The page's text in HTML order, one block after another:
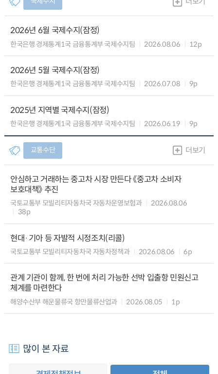
2026년 6월 국제수지(잠정)
한국은행 경제통계1국 금융통계부 국제수지팀 2026.08.06 12p
2026년 5월 국제수지(잠정)
한국은행 경제통계1국 금융통계부 국제수지팀 2026.07.08 9p
2025년 지역별 국제수지(잠정)
한국은행 경제통계1국 금융통계부 국제수지팀 2026.06.19 9p
교통수단 더보기
안심하고 거래하는 중고차 시장 만든다 《중고차 소비자
보호대책》 추진
국토교통부 모빌리티자동차국 자동차운영보험과
2026.08.06
38p
현대·기아 등 자발적 시정조치(리콜)
국토교통부 모빌리티자동차국 자동차정책과 2026.08.06 6p
관계 기관이 함께, 한 번에 처리 가능한 선박 입출항 민원신고
체계를 마련한다
해양수산부 해운물류국 항만물류산업과 2026.08.05 1p
많이 본 자료